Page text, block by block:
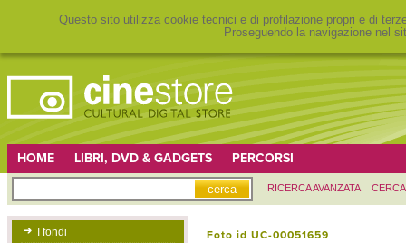
Questo sito utilizza cookie tecnici e di profilazione propri e di
Proseguendo la navigazione nel
HOME LIBRI, DVD & GADGETS PERCORSI
RICERCA AVANZATA
I fondi
Foto id UC-00051659